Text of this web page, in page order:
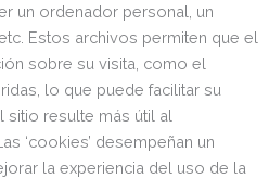
un ordenador personal, un
Estos archivos permiten que el
sobre su visita, como el
lo que puede facilitar su
sitio resulte más útil al
‘cookies’ desempeñan un
la experiencia del uso de la